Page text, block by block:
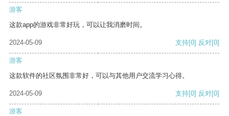
游客
这款app的游戏非常好玩，可以让我消磨时间。
2024-05-09 支持[0] 反对[0]
游客
这款软件的社区氛围非常好，可以与其他用户交流学习心得。
2024-05-09 支持[0] 反对[0]
游客